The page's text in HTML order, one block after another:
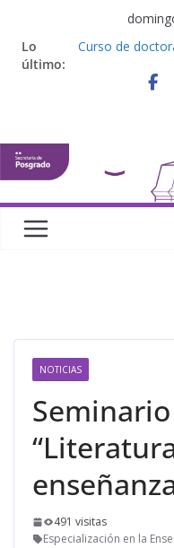
Lo
último:
Curso de
Seminario de
Curso de
Defensas de
NOTICIAS
491 visitas
Especialización en la